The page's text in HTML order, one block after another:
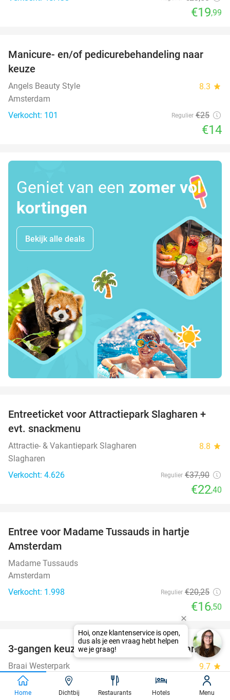
€19,99
44%
Manicure- en/of pedicurebehandeling naar
keuze
Angels Beauty Style 8.3 star
Amsterdam
Verkocht: 101
Regulier €25
€14
Geniet van een zomer vol
kortingen
Bekijk alle deals
41%
Entreeticket voor Attractiepark Slagharen +
evt. snackmenu
Attractie- & Vakantiepark Slagharen 8.8 star
Slagharen
Verkocht: 4.626
Regulier €37,90
€22,40
Entree voor Madame Tussauds in hartje
Amsterdam
Madame Tussauds
Amsterdam
Verkocht: 1.998
Regulier €20,25
€16,50
40%
3-gangen keuzediner bij Braai Westerpark
Braai Westerpark 9.7 star
Amsterdam
Verkocht: 435
Regulier ,55
Home Dichtbij Restaurants Hotels Menu
Hoi, onze klantenservice is open,
dus als je een vraag hebt helpen
we je graag!